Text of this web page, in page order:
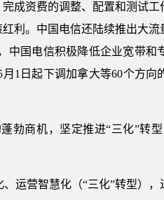
成资费的调整、配置和测试
利。中国电信还陆续推出大
国电信积极降低企业宽带和
1日起下调加拿大等60个方向
勃商机，坚定推进“三化”转
运营智慧化（“三化”转型）